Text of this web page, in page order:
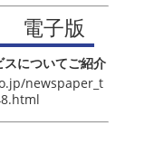
電子版
についてご紹介
newspaper_t